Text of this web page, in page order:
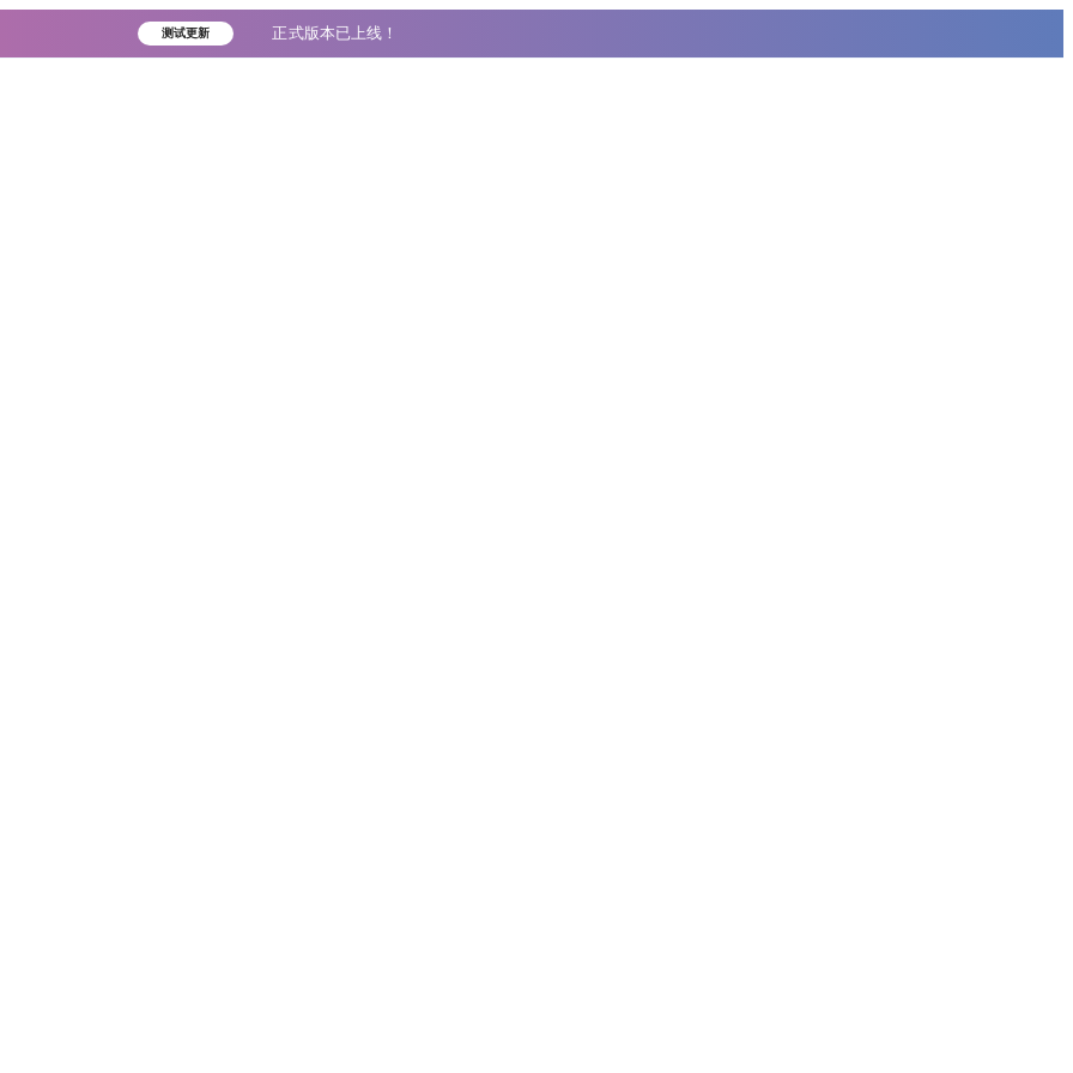
测试更新 正式版本已上线！